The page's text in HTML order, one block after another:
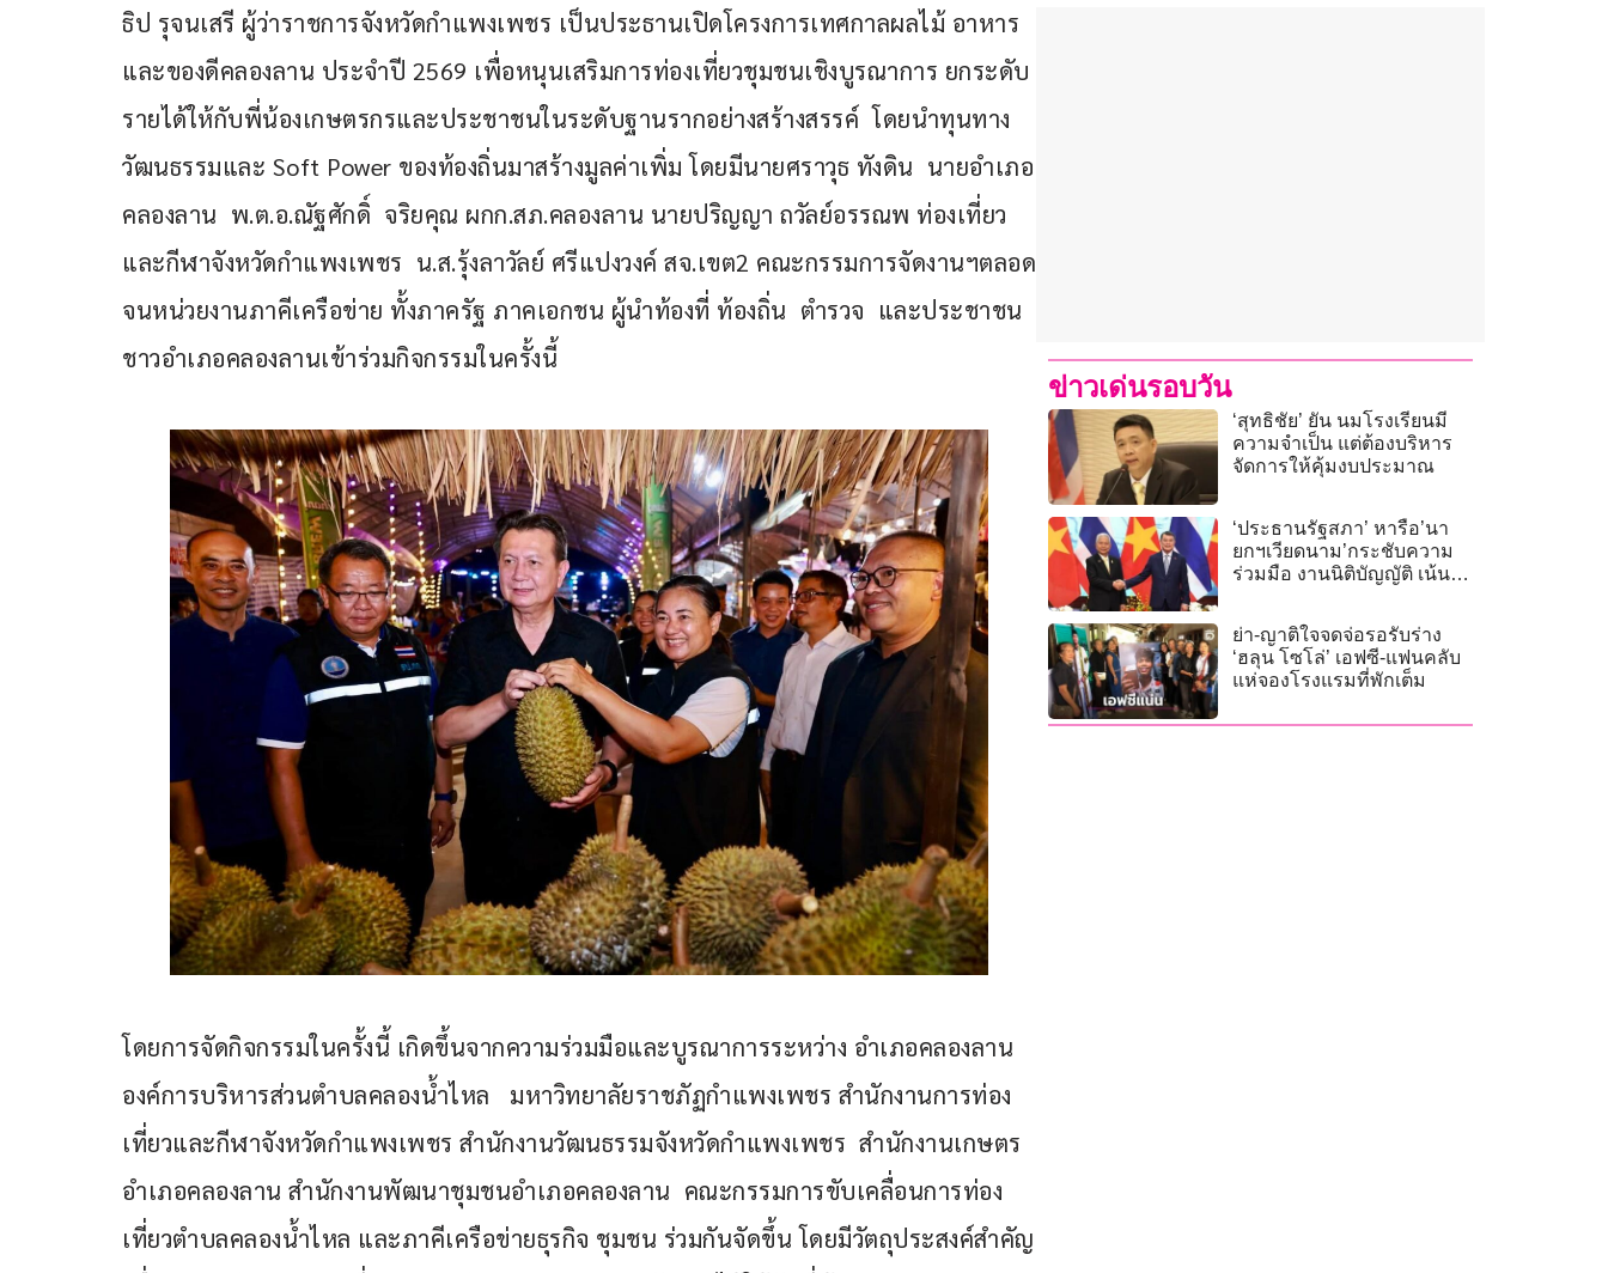
ธิป รุจนเสรี ผู้ว่าราชการจังหวัดกำแพงเพชร เป็นประธานเปิดโครงการเทศกาลผลไม้ อาหาร
และของดีคลองลาน ประจำปี 2569 เพื่อหนุนเสริมการท่องเที่ยวชุมชนเชิงบูรณาการ ยกระดับ
รายได้ให้กับพี่น้องเกษตรกรและประชาชนในระดับฐานรากอย่างสร้างสรรค์  โดยนำทุนทาง
วัฒนธรรมและ Soft Power ของท้องถิ่นมาสร้างมูลค่าเพิ่ม โดยมีนายศราวุธ ทังดิน  นายอำเภอ
คลองลาน  พ.ต.อ.ณัฐศักดิ์  จริยคุณ ผกก.สภ.คลองลาน นายปริญญา ถวัลย์อรรณพ ท่องเที่ยว
และกีฬาจังหวัดกำแพงเพชร  น.ส.รุ้งลาวัลย์ ศรีแปงวงค์ สจ.เขต2 คณะกรรมการจัดงานฯตลอด
จนหน่วยงานภาคีเครือข่าย ทั้งภาครัฐ ภาคเอกชน ผู้นำท้องที่ ท้องถิ่น  ตำรวจ  และประชาชน
ชาวอำเภอคลองลานเข้าร่วมกิจกรรมในครั้งนี้
โดยการจัดกิจกรรมในครั้งนี้ เกิดขึ้นจากความร่วมมือและบูรณาการระหว่าง อำเภอคลองลาน
องค์การบริหารส่วนตำบลคลองน้ำไหล   มหาวิทยาลัยราชภัฏกำแพงเพชร สำนักงานการท่อง
เที่ยวและกีฬาจังหวัดกำแพงเพชร สำนักงานวัฒนธรรมจังหวัดกำแพงเพชร  สำนักงานเกษตร
อำเภอคลองลาน สำนักงานพัฒนาชุมชนอำเภอคลองลาน  คณะกรรมการขับเคลื่อนการท่อง
เที่ยวตำบลคลองน้ำไหล และภาคีเครือข่ายธุรกิจ ชุมชน ร่วมกันจัดขึ้น โดยมีวัตถุประสงค์สำคัญ
ข่าวเด่นรอบวัน
‘สุทธิชัย’ ยัน นมโรงเรียนมี
ความจำเป็น แต่ต้องบริหาร
จัดการให้คุ้มงบประมาณ
‘ประธานรัฐสภา’ หารือ’นา
ยกฯเวียดนาม’กระชับความ
ร่วมมือ งานนิติบัญญัติ เน้น
ย่า-ญาติใจจดจ่อรอรับร่าง
‘ฮลุน โซโล่’ เอฟซี-แฟนคลับ
แห่จองโรงแรมที่พักเต็ม